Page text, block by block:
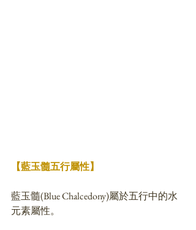
【藍玉髓五行屬性】
藍玉髓(Blue Chalcedony)屬於五行中的水
元素屬性。